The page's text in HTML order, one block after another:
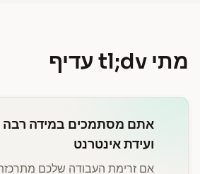
מתי tl;dv עדיף
אתם מסתמכים במידה רבה
ועידת אינטרנט